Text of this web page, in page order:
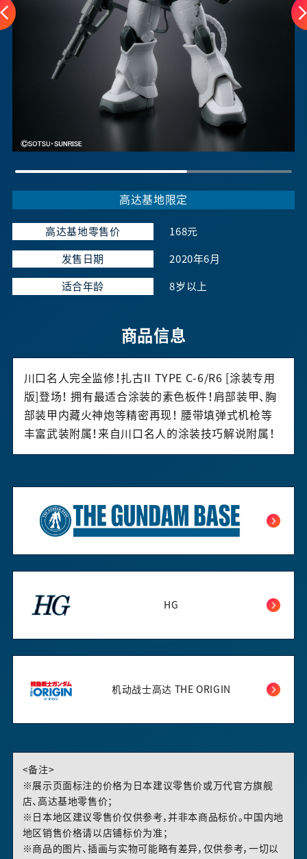
高达基地限定
高达基地零售价 168元
发售日期 2020年6月
适合年龄 8岁以上
商品信息
川口名人完全监修！扎古II TYPE C-6/R6 [涂装专用
版]登场！ 拥有最适合涂装的素色板件！肩部装甲、胸
部装甲内藏火神炮等精密再现！ 腰带填弹式机枪等
丰富武装附属！来自川口名人的涂装技巧解说附属！
HG
机动战士高达 THE ORIGIN
<备注>
※展示页面标注的价格为日本建议零售价或万代官方旗舰
店、高达基地零售价；
※日本地区建议零售价仅供参考，并非本商品标价。中国内地
地区销售价格请以店铺标价为准；
※商品的图片、插画与实物可能略有差异，仅供参考，一切以